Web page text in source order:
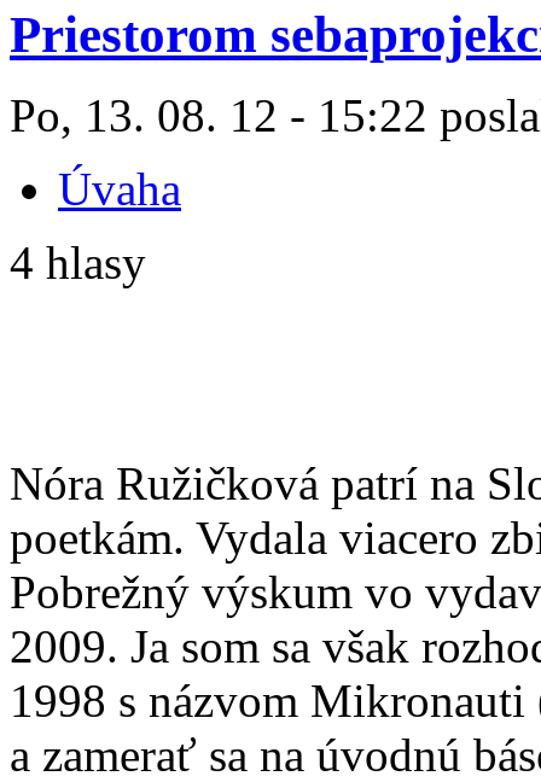
Priestorom
Po, 13. 08. 12 - 15:22
Úvaha
4 hlasy
Nóra Ružičková patrí na
poetkám. Vydala viacero
Pobrežný výskum vo
2009. Ja som sa však
1998 s názvom
a zamerať sa na úvodnú